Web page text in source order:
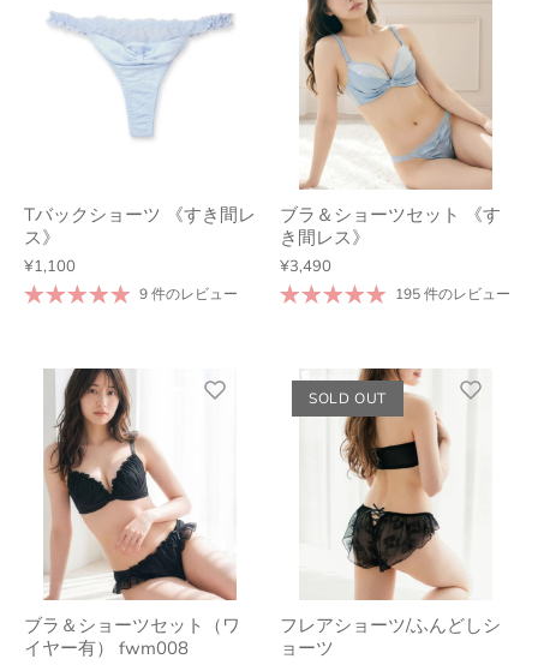
Tバックショーツ 《すき間レ
ス》
¥1,100
9 件のレビュー
ブラ＆ショーツセット 《す
き間レス》
¥3,490
195 件のレビュー
ブラ＆ショーツセット（ワ
イヤー有） fwm008
SOLD OUT
フレアショーツ/ふんどしシ
ョーツ